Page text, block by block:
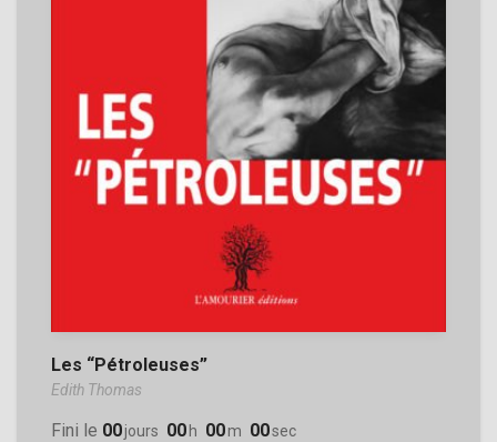
Les “Pétroleuses”
Edith Thomas
Fini le 00Jours 00 H 00M 00Sec